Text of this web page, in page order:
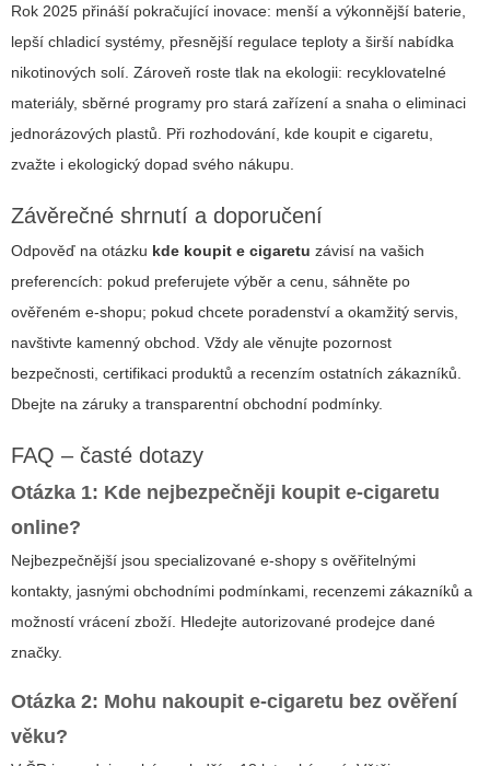
Rok 2025 přináší pokračující inovace: menší a výkonnější baterie,
lepší chladicí systémy, přesnější regulace teploty a širší nabídka
nikotinových solí. Zároveň roste tlak na ekologii: recyklovatelné
materiály, sběrné programy pro stará zařízení a snaha o eliminaci
jednorázových plastů. Při rozhodování, kde koupit e cigaretu,
zvažte i ekologický dopad svého nákupu.
Závěrečné shrnutí a doporučení
Odpověď na otázku kde koupit e cigaretu závisí na vašich
preferencích: pokud preferujete výběr a cenu, sáhněte po
ověřeném e-shopu; pokud chcete poradenství a okamžitý servis,
navštivte kamenný obchod. Vždy ale věnujte pozornost
bezpečnosti, certifikaci produktů a recenzím ostatních zákazníků.
Dbejte na záruky a transparentní obchodní podmínky.
FAQ – časté dotazy
Otázka 1: Kde nejbezpečněji koupit e-cigaretu
online?
Nejbezpečnější jsou specializované e-shopy s ověřitelnými
kontakty, jasnými obchodními podmínkami, recenzemi zákazníků a
možností vrácení zboží. Hledejte autorizované prodejce dané
značky.
Otázka 2: Mohu nakoupit e-cigaretu bez ověření
věku?